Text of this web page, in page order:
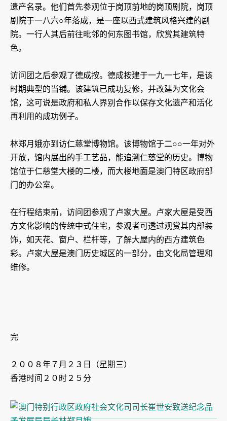
遗产名录。他们首先参观位于岗顶前地的岗顶剧院，岗顶
剧院于一八六○年落成，是一座以西式建筑风格兴建的剧
院。一行人其后前往毗邻的何东图书馆，欣赏其建筑特
色。
访问团之后参观了德成按。德成按建于一九一七年，是该
时期典型的当铺。该建筑已成功复修，并改建为文化会
馆，这可说是政府和私人界别合作以保存文化遗产和活化
再利用的成功例子。
林郑月娥亦到访仁慈堂博物馆。该博物馆于二○○一年对外
开放，馆内展出的手工艺品，能追溯仁慈堂的历史。博物
馆位于仁慈堂大楼的二楼，而大楼地面是澳门特区政府部
门的办公室。
在行程结束前，访问团参观了卢家大屋。卢家大屋是受西
方文化影响的传统中式住宅，参观者可透过观赏其内部装
饰，如天花、窗户、栏杆等，了解大屋内的西方建筑色
彩。卢家大屋是澳门历史城区的一部分，由文化局管理和
维修。
完
２００８年７月２３日（星期三）
香港时间２０时２５分